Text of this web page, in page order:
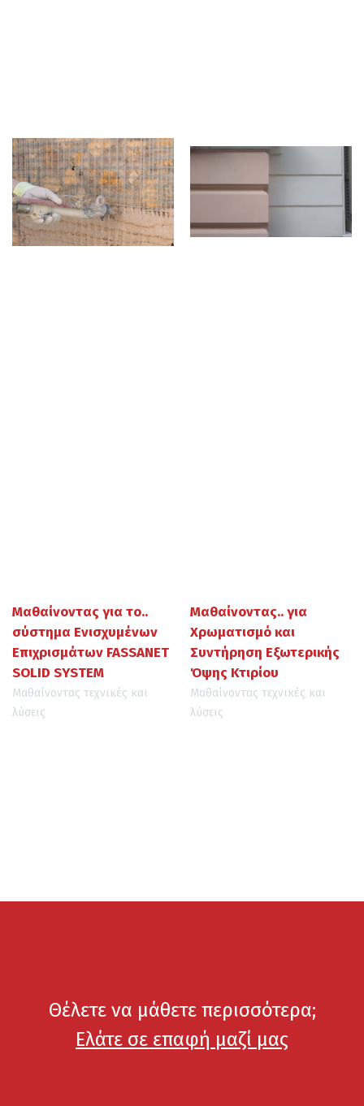
Μαθαίνοντας για το..
σύστημα Ενισχυμένων
Επιχρισμάτων FASSANET
SOLID SYSTEM
Μαθαίνοντας τεχνικές και
λύσεις
Μαθαίνοντας.. για
Χρωματισμό και
Συντήρηση Εξωτερικής
Όψης Κτιρίου
Μαθαίνοντας τεχνικές και
λύσεις
Θέλετε να μάθετε περισσότερα;
Ελάτε σε επαφή μαζί μας